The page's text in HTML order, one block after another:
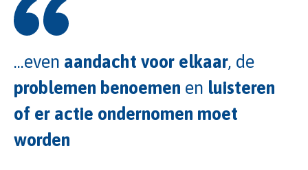
...even aandacht voor elkaar, de
problemen benoemen en luisteren
of er actie ondernomen moet
worden